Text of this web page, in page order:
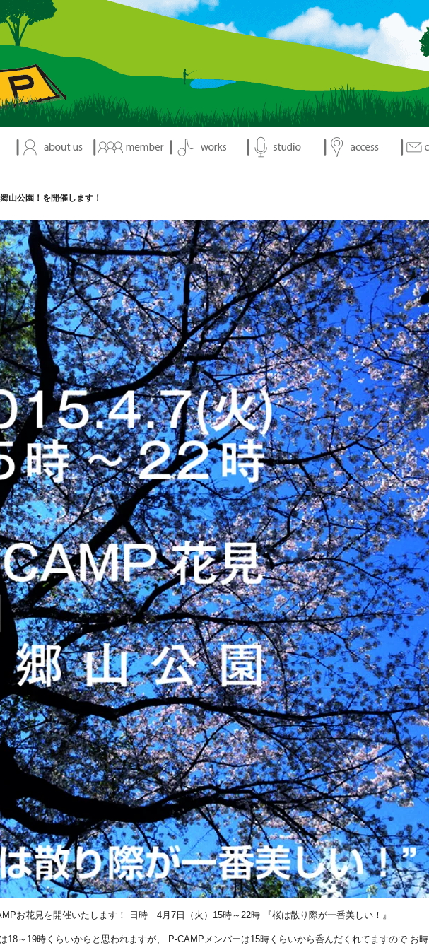
山公園！を開催します！
お花見を開催いたします！ 日時 4月7日（火）15時～22時 『桜は散り際が一番美しい！』
18～19時くらいからと思われますが、 P-CAMPメンバーは15時くらいから呑んだくれてますので お時